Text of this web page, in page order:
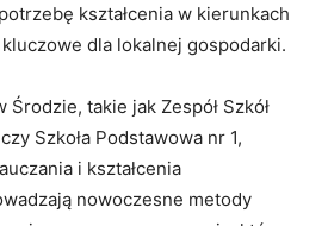
kształcenia w kierunkach
dla lokalnej gospodarki.
Środzie, takie jak Zespół Szkół
Szkoła Podstawowa nr 1,
i kształcenia
nowoczesne metody